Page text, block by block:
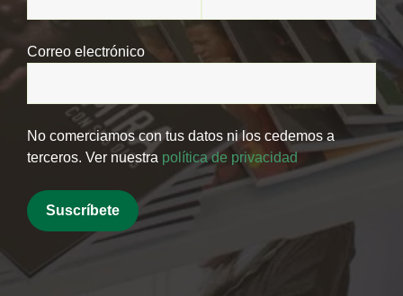
Correo electrónico
No comerciamos con tus datos ni los cedemos a
terceros. Ver nuestra política de privacidad